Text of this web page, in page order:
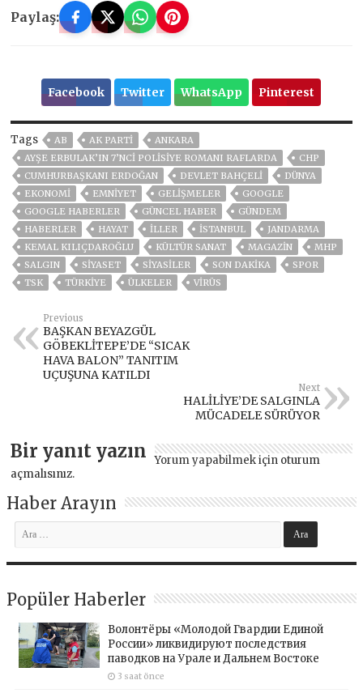
Paylaş:
Facebook Twitter WhatsApp Pinterest
Tags AB AK PARTİ
ANKARA
AYŞE ERBULAK’IN 7’NCI POLISIYE ROMANI RAFLARDA
CHP
CUMHURBAŞKANI ERDOĞAN
DEVLET BAHÇELİ
DÜNYA
EKONOMİ
EMNİYET GELIŞMELER
GOOGLE
GOOGLE HABERLER
GÜNCEL HABER
GÜNDEM
HABERLER
HAYAT İLLER ISTANBUL
JANDARMA
KEMAL KILIÇDAROĞLU
KÜLTÜR SANAT MAGAZİN
MHP
SALGIN
SİYASET SİYASİLER SON DAKIKA
SPOR
TSK
TÜRKİYE ÜLKELER VIRÜS
Previous
BAŞKAN BEYAZGÜL
GÖBEKLİTEPE’DE “SICAK
HAVA BALON” TANITIM
UÇUŞUNA KATILDI
Next
HALİLİYE’DE SALGINLA
MÜCADELE SÜRÜYOR
Bir yanıt yazın Yorum yapabilmek için oturum
açmalısınız.
Haber Arayın
Popüler Haberler
Волонтёры «Молодой Гвардии Единой
России» ликвидируют последствия
паводков на Урале и Дальнем Востоке
3 saat önce